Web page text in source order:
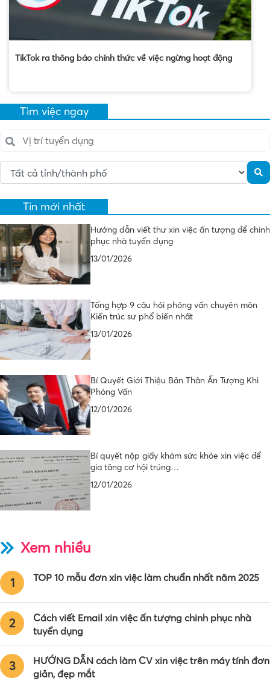
TikTok ra thông báo chính thức về việc ngừng hoạt động
Tìm việc ngay
Tin mới nhất
Hướng dẫn viết thư xin việc ấn tượng để chinh
phục nhà tuyển dụng
13/01/2026
Tổng hợp 9 câu hỏi phỏng vấn chuyên môn
Kiến trúc sư phổ biến nhất
13/01/2026
Bí Quyết Giới Thiệu Bản Thân Ấn Tượng Khi
Phỏng Vấn
12/01/2026
Bí quyết nộp giấy khám sức khỏe xin việc để
gia tăng cơ hội trúng…
12/01/2026
Xem nhiều
1 TOP 10 mẫu đơn xin việc làm chuẩn nhất năm 2025
2
Cách viết Email xin việc ấn tượng chinh phục nhà
tuyển dụng
3
HƯỚNG DẪN cách làm CV xin việc trên máy tính đơn
giản, đẹp mắt